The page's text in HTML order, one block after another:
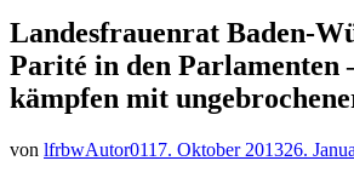
Landesfrauenrat Baden-
Parité in den Parlamenten
kämpfen mit
von lfrbwAutor0117. Oktober 201326.